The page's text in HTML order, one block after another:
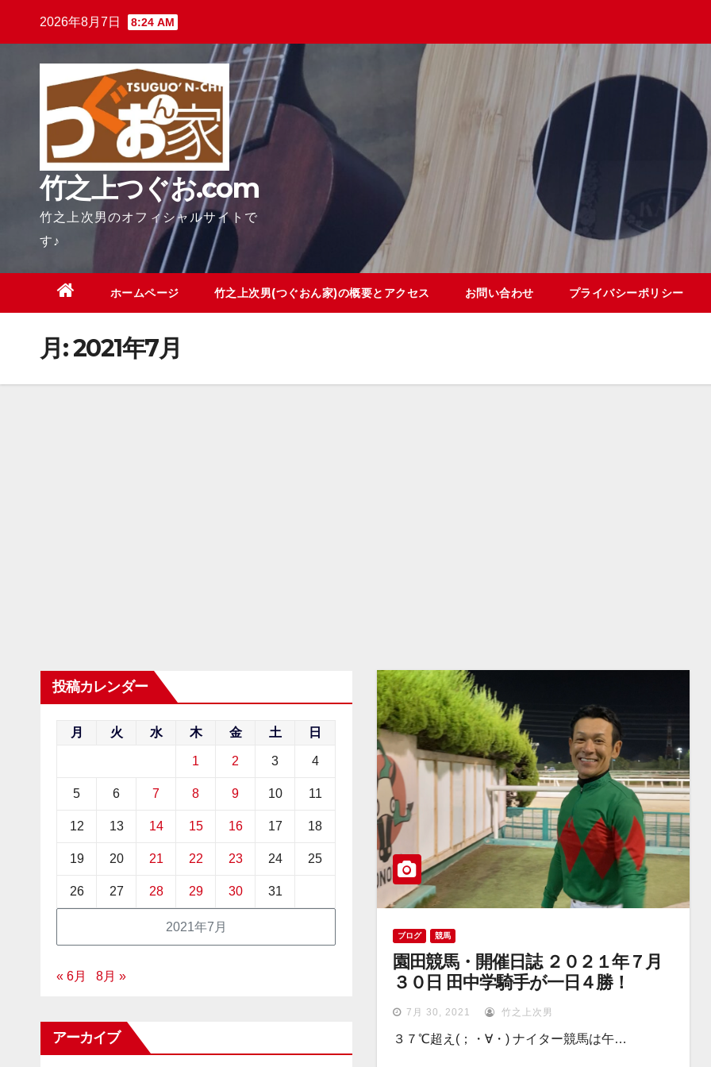
2026年8月7日 8:24 AM
竹之上つぐお.com
竹之上次男のオフィシャルサイトで
す♪
ホームページ 竹之上次男(つぐおん家)の概要とアクセス お問い合わせ プライバシーポリシー
月:2021年7月
投稿カレンダー
2021年7月
月 火 水 木 金 土 日
1 2 3 4
5 6 7 8 9 10 11
12 13 14 15 16 17 18
19 20 21 22 23 24 25
26 27 28 29 30 31
« 6月 8月 »
アーカイブ
ブログ 競馬
園田競馬・開催日誌 ２０２１年７月
３０日 田中学騎手が一日４勝！
7月 30, 2021 竹之上次男
３７℃超え(；・∀・) ナイター競馬は午…